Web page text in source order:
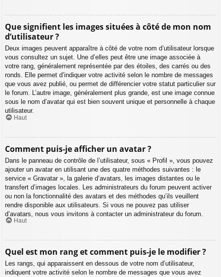
Que signifient les images situées à côté de mon nom
d’utilisateur ?
Deux images peuvent apparaître à côté de votre nom d’utilisateur lorsque
vous consultez un sujet. Une d’elles peut être une image associée à
votre rang, généralement représentée par des étoiles, des carrés ou des
ronds. Elle permet d’indiquer votre activité selon le nombre de messages
que vous avez publié, ou permet de différencier votre statut particulier sur
le forum. L’autre image, généralement plus grande, est une image connue
sous le nom d’avatar qui est bien souvent unique et personnelle à chaque
utilisateur.
Haut
Comment puis-je afficher un avatar ?
Dans le panneau de contrôle de l’utilisateur, sous « Profil », vous pouvez
ajouter un avatar en utilisant une des quatre méthodes suivantes : le
service « Gravatar », la galerie d’avatars, les images distantes ou le
transfert d’images locales. Les administrateurs du forum peuvent activer
ou non la fonctionnalité des avatars et des méthodes qu’ils veuillent
rendre disponible aux utilisateurs. Si vous ne pouvez pas utiliser
d’avatars, nous vous invitons à contacter un administrateur du forum.
Haut
Quel est mon rang et comment puis-je le modifier ?
Les rangs, qui apparaissent en dessous de votre nom d’utilisateur,
indiquent votre activité selon le nombre de messages que vous avez